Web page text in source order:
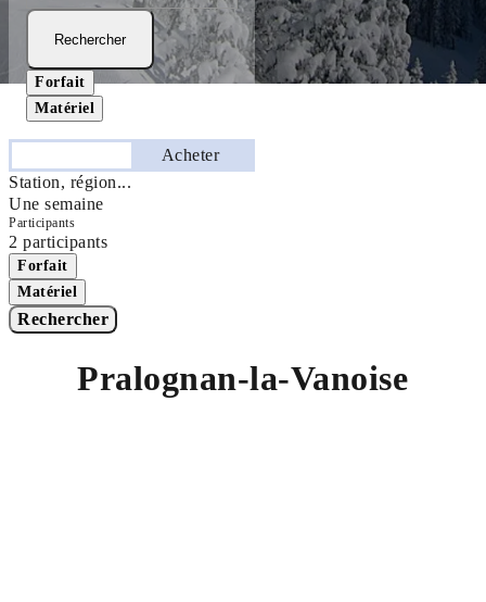
Rechercher
Forfait
Matériel
Acheter
Station, région...
Une semaine
Participants
2 participants
Forfait
Matériel
Rechercher
Pralognan-la-Vanoise